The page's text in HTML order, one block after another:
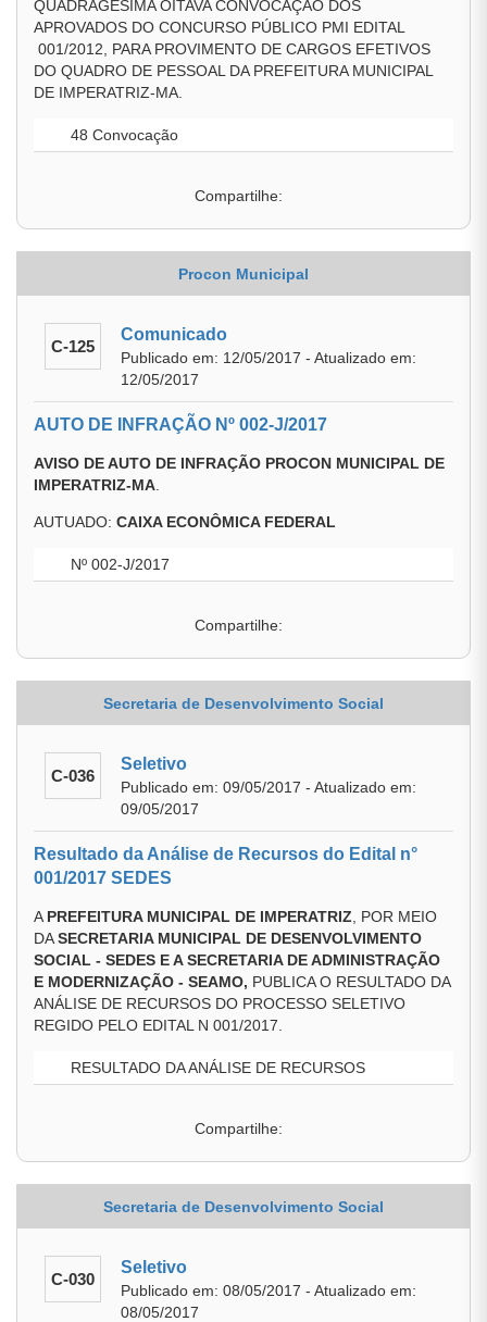
QUADRAGÉSIMA OITAVA CONVOCAÇÃO DOS
APROVADOS DO CONCURSO PÚBLICO PMI EDITAL
001/2012, PARA PROVIMENTO DE CARGOS EFETIVOS
DO QUADRO DE PESSOAL DA PREFEITURA MUNICIPAL
DE IMPERATRIZ-MA.
48 Convocação
Compartilhe:
Procon Municipal
C-125
Comunicado
Publicado em: 12/05/2017 - Atualizado em:
12/05/2017
AUTO DE INFRAÇÃO Nº 002-J/2017
AVISO DE AUTO DE INFRAÇÃO PROCON MUNICIPAL DE
IMPERATRIZ-MA
AUTUADO: CAIXA ECONÔMICA FEDERAL
Nº 002-J/2017
Compartilhe:
Secretaria de Desenvolvimento Social
C-036
Seletivo
Publicado em: 09/05/2017 - Atualizado em:
09/05/2017
Resultado da Análise de Recursos do Edital n°
001/2017 SEDES
A PREFEITURA MUNICIPAL DE IMPERATRIZ , POR MEIO
DASECRETARIA MUNICIPAL DE DESENVOLVIMENTO
SOCIAL - SEDES E A SECRETARIA DE ADMINISTRAÇÃO
E MODERNIZAÇÃO - SEAMO, PUBLICA O RESULTADO DA
ANÁLISE DE RECURSOS DO PROCESSO SELETIVO
REGIDO PELO EDITAL N 001/2017.
RESULTADO DA ANÁLISE DE RECURSOS
Compartilhe:
Secretaria de Desenvolvimento Social
C-030
Seletivo
Publicado em: 08/05/2017 - Atualizado em:
08/05/2017